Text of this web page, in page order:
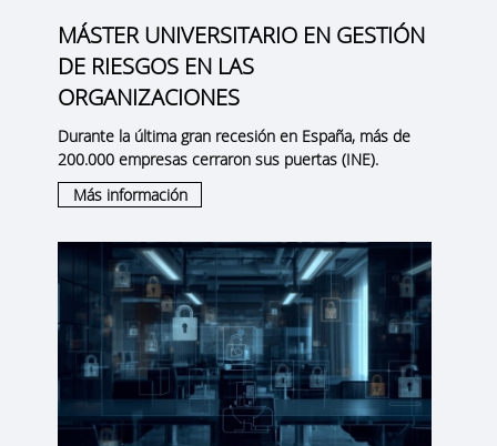
MÁSTER UNIVERSITARIO EN GESTIÓN
DE RIESGOS EN LAS
ORGANIZACIONES
Durante la última gran recesión en España, más de
200.000 empresas cerraron sus puertas (INE).
Más información